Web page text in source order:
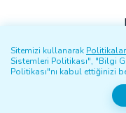
Sitemizi kullanarak
Sistemleri Politikası", "Bilgi
Politikası"nı kabul ettiğinizi